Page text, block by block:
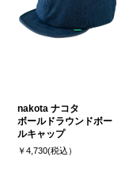
nakota ナコタ
ボールドラウンドボー
ルキャップ
￥4,730(税込）